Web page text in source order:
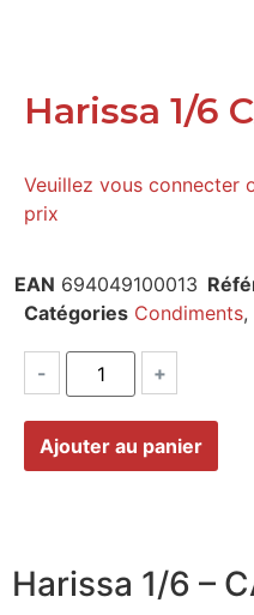
Harissa 1/6
Veuillez vous connecter
prix
EAN 694049100013
Catégories Condiments,
- +
Ajouter au panier
Harissa 1/6 –